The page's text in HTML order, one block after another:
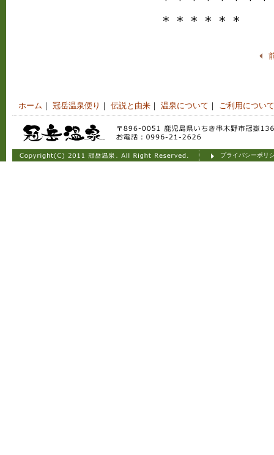
＊＊＊＊＊＊
ホーム ｜ 冠岳温泉便り ｜ 伝説と由来 ｜ 温泉について ｜ ご利用について
プライバシーポリ